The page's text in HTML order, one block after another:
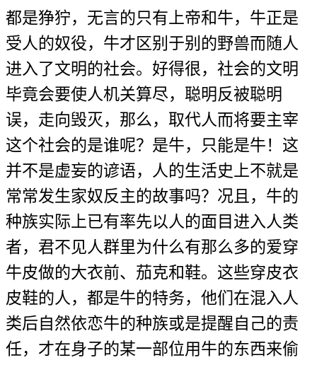
都是狰狞，无言的只有上帝和牛，牛正是
受人的奴役，牛才区别于别的野兽而随人
进入了文明的社会。好得很，社会的文明
毕竟会要使人机关算尽，聪明反被聪明
误，走向毁灭，那么，取代人而将要主宰
这个社会的是谁呢？是牛，只能是牛！这
并不是虚妄的谚语，人的生活史上不就是
常常发生家奴反主的故事吗？况且，牛的
种族实际上已有率先以人的面目进入人类
者，君不见人群里为什么有那么多的爱穿
牛皮做的大衣前、茄克和鞋。这些穿皮衣
皮鞋的人，都是牛的特务，他们在混入人
类后自然依恋牛的种族或是提醒自己的责
任，才在身子的某一部位用牛的东西来偷